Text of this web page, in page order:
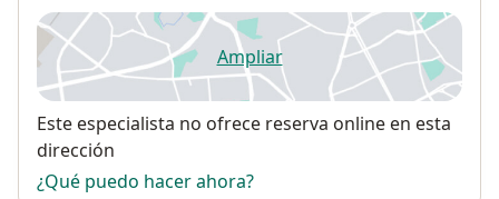
Ampliarse abre en una nueva
Disponibilidad
Este especialista no ofrece reserva online en esta
dirección
¿Qué puedo hacer ahora?